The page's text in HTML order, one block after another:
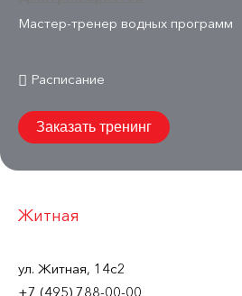
Мастер-тренер водных программ
Расписание
Заказать тренинг
Житная
ул. Житная, 14с2
+7 (495) 788-00-00